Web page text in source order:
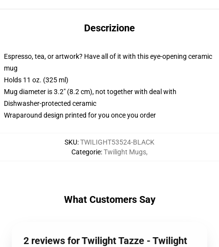
Descrizione
Espresso, tea, or artwork? Have all of it with this eye-opening ceramic
mug
Holds 11 oz. (325 ml)
Mug diameter is 3.2" (8.2 cm), not together with deal with
Dishwasher-protected ceramic
Wraparound design printed for you once you order
SKU:TWILIGHT53524-BLACK
Categorie:Twilight Mugs,
What Customers Say
2 reviews for Twilight Tazze - Twilight